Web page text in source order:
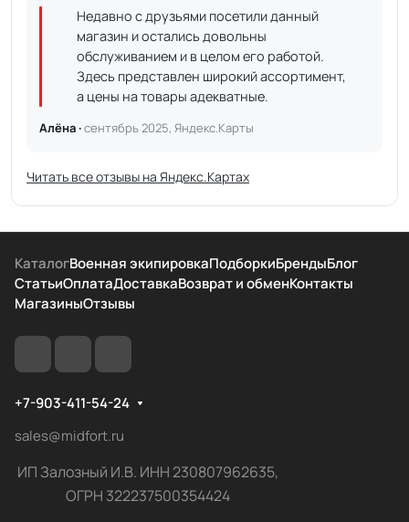
Недавно с друзьями посетили данный
магазин и остались довольны
обслуживанием и в целом его работой.
Здесь представлен широкий ассортимент,
а цены на товары адекватные.
Алёна ·сентябрь 2025, Яндекс.Карты
Читать все отзывы на Яндекс.Картах
КаталогВоенная экипировкаПодборкиБрендыБлог
СтатьиОплатаДоставкаВозврат и обменКонтакты
МагазиныОтзывы
+7-903-411-54-24
sales@midfort.ru
ИП Залозный И.В. ИНН 230807962635,
ОГРН 322237500354424